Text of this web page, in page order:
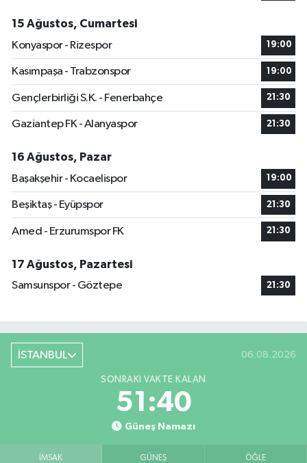
15 Ağustos, Cumartesi
Konyaspor - Rizespor
19:00
Kasımpaşa - Trabzonspor 19:00
Gençlerbirliği S.K. - Fenerbahçe 21:30
Gaziantep FK - Alanyaspor 21:30
16 Ağustos, Pazar
Başakşehir - Kocaelispor
19:00
Beşiktaş - Eyüpspor 21:30
Amed - Erzurumspor FK 21:30
17 Ağustos, Pazartesi
Samsunspor - Göztepe
21:30
İSTANBUL 06.08.2026
SONRAKI VAKTE KALAN
51:39
Güneş Namazı
İMSAK GÜNEŞ ÖĞLE